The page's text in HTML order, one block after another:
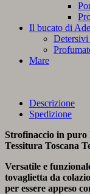
Il bucato di
Mare
Descrizione
Spedizione
Strofinaccio in puro
Tessitura Toscana
Versatile e
tovaglietta da
per essere appeso